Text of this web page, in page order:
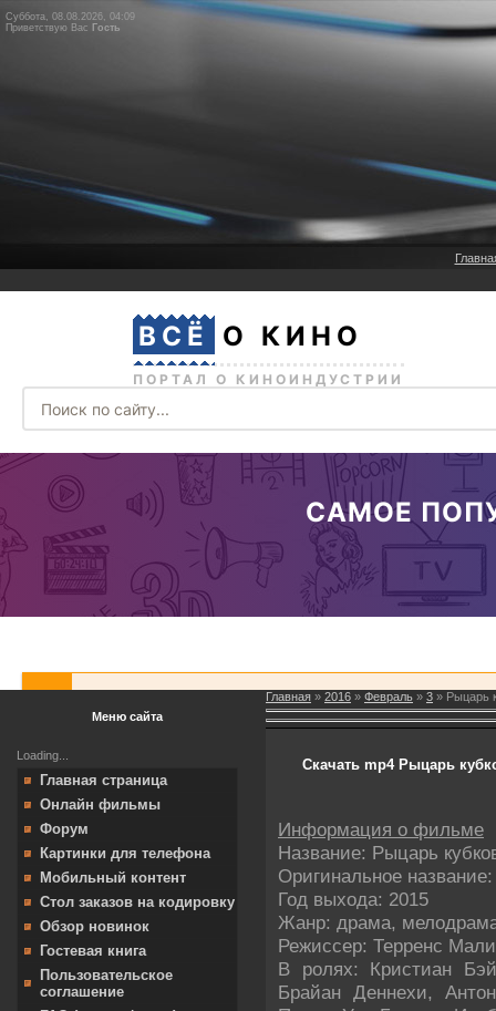
Суббота, 08.08.2026, 04:09
Приветствую Вас Гость
Меню сайта
Loading...
Главная страница
Онлайн фильмы
Форум
Картинки для телефона
Мобильный контент
Стол заказов на кодировку
Обзор новинок
Гостевая книга
Пользовательское
соглашение
Главная » 2016 » Февраль » 3 » Рыцарь
Скачать mp4 Рыцарь
Информация о фильме
Название: Рыцарь
Оригинальное
Год выхода: 2015
Жанр: драма,
Режиссер: Терренс
В ролях: Кристиан
Брайан Деннехи,